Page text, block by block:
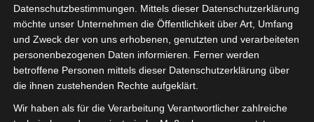
Für die Nutzung von Google Adsense (Google Ireland Limited, Gordon
Barrow Street, Dublin, D04 E5W5, Ireland) benötigen wir laut DSGVO Ihre
Zustimmung. Es werden seitens Google Adsense personenbezogene Daten
erhoben, verarbeitet und gespeichert. Welche Daten genau entnehmen Sie
Google Adsenseist deaktiviert. ✓ Erlauben
Datenschutzbestimmungen. Mittels dieser Datenschutzerklärung
möchte unser Unternehmen die Öffentlichkeit über Art, Umfang
und Zweck der von uns erhobenen, genutzten und verarbeiteten
personenbezogenen Daten informieren. Ferner werden
betroffene Personen mittels dieser Datenschutzerklärung über
die ihnen zustehenden Rechte aufgeklärt.
Wir haben als für die Verarbeitung Verantwortlicher zahlreiche